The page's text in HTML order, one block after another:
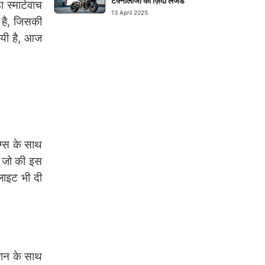
जिसकी
है, आज
के साथ
की इस
भी दी
के साथ
13 April 2025